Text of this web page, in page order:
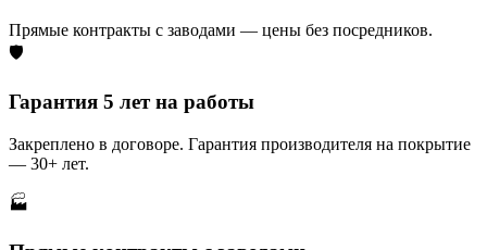
Прямые контракты с заводами — цены без посредников.
🛡️
Гарантия 5 лет на работы
Закреплено в договоре. Гарантия производителя на покрытие
— 30+ лет.
🏭